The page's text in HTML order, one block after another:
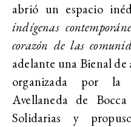
abrió un espacio
indígenas
corazón de las
adelante una Bienal
organizada por la
Avellaneda de Bocca
Solidarias
y